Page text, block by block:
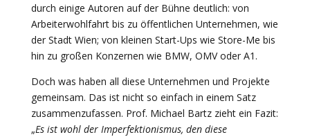
durch einige Autoren auf der Bühne deutlich: von
Arbeiterwohlfahrt bis zu öffentlichen Unternehmen, wie
der Stadt Wien; von kleinen Start-Ups wie Store-Me bis
hin zu großen Konzernen wie BMW, OMV oder A1.
Doch was haben all diese Unternehmen und Projekte
gemeinsam. Das ist nicht so einfach in einem Satz
zusammenzufassen. Prof. Michael Bartz zieht ein Fazit:
„Es ist wohl der Imperfektionismus, den diese